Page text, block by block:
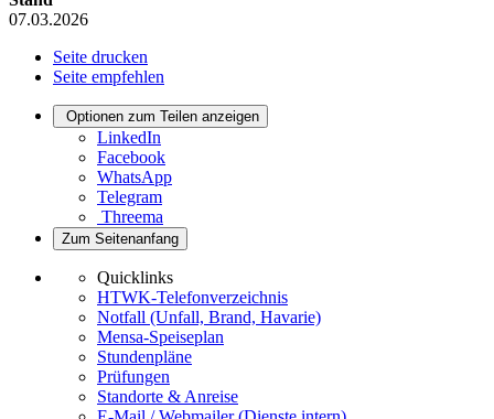
07.03.2026
Seite drucken
Seite empfehlen
Optionen zum Teilen anzeigen
LinkedIn
Facebook
WhatsApp
Telegram
Threema
Zum Seitenanfang
Quicklinks
HTWK-Telefonverzeichnis
Notfall (Unfall, Brand, Havarie)
Mensa-Speiseplan
Stundenpläne
Prüfungen
Standorte & Anreise